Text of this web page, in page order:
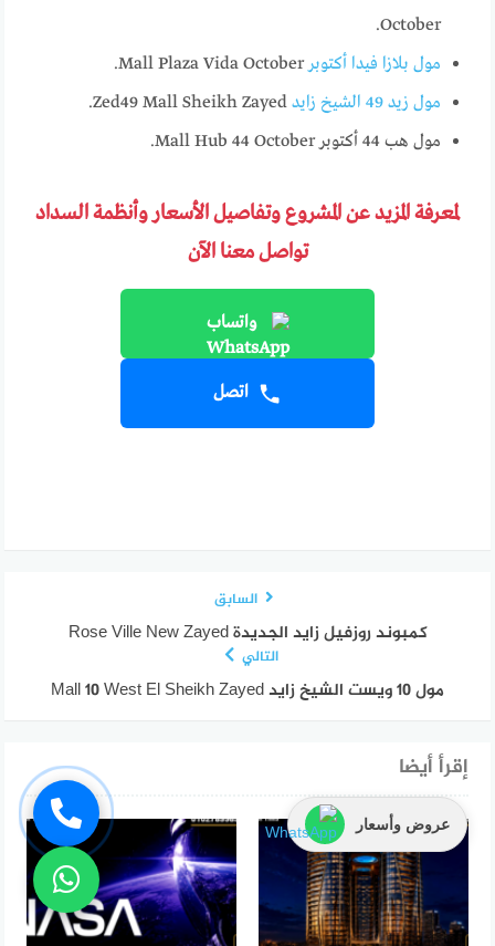
October.
مول بلازا فيدا أكتوبرMall Plaza Vida October.
مول زيد 49 الشيخ زايد
Zed49 Mall Sheikh Zayed.
مول هب 44 أكتوبر Mall Hub 44 October.
لمعرفة المزيد عن المشروع وتفاصيل الأسعار وأنظمة السداد
تواصل معنا الآن
واتساب
اتصل
السابق
كمبوند روزفيل زايد الجديدة Rose Ville New Zayed
التالي
مول 10 ويست الشيخ زايد Mall 10 West El Sheikh Zayed
إقرأ أيضا
عروض وأسعار